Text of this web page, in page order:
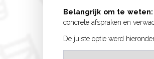
Belangrijk om te weten:
concrete afspraken en
De juiste optie werd